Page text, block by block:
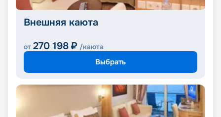
Внешняя каюта
от 270 198 ₽ /каюта
Выбрать